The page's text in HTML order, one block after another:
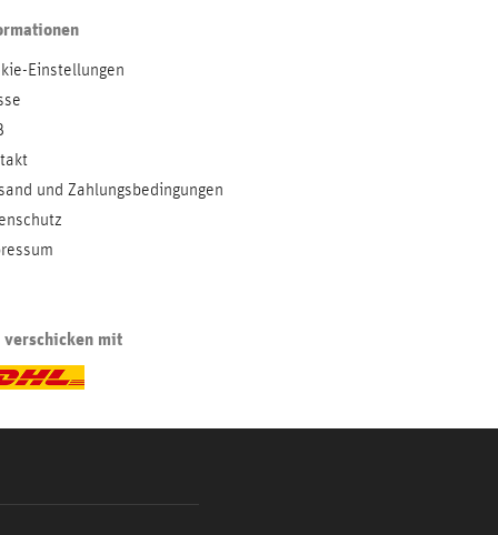
Einstellungen
und Zahlungsbedingungen
mit